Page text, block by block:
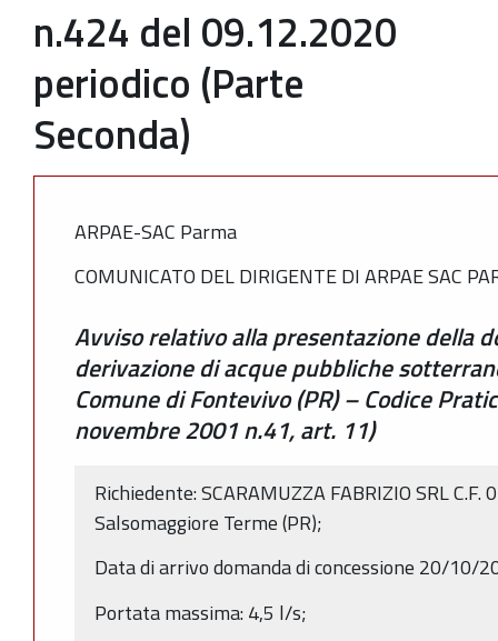
n.424 del 09.12.2020
periodico (Parte
Seconda)
ARPAE-SAC Parma
COMUNICATO DEL DIRIGENTE DI ARPAE SAC
Avviso relativo alla presentazione della
derivazione di acque pubbliche
Comune di Fontevivo (PR) – Codice
novembre 2001 n.41, art. 11)
Richiedente: SCARAMUZZA FABRIZIO SRL
Salsomaggiore Terme (PR);
Data di arrivo domanda di concessione 20/10/
Portata massima: 4,5 l/s;